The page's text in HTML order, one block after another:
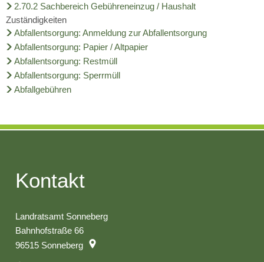
Historisches
Ausblick auf
2.70.2 Sachbereich Gebühreneinzug / Haushalt
Zuständigkeiten
Abfallentsorgung: Anmeldung zur Abfallentsorgung
Abfallentsorgung: Papier / Altpapier
Abfallentsorgung: Restmüll
Abfallentsorgung: Sperrmüll
Abfallgebühren
Kontakt
Landratsamt Sonneberg
Bahnhofstraße 66
96515 Sonneberg